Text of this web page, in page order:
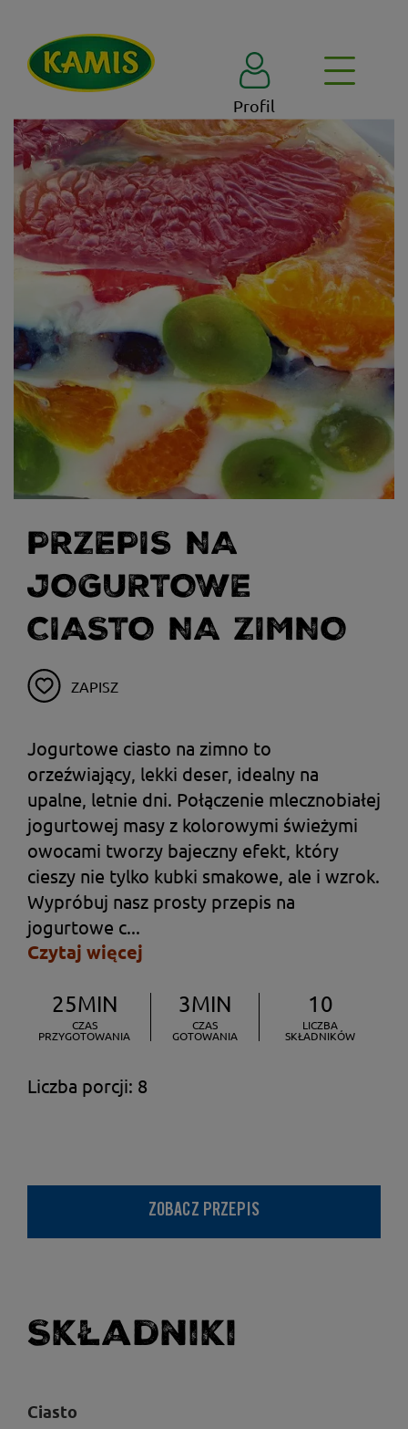
Profil
PRZEPIS NA
JOGURTOWE
CIASTO NA ZIMNO
ZAPISZ
Jogurtowe ciasto na zimno to
orzeźwiający, lekki deser, idealny na
upalne, letnie dni. Połączenie mlecznobiałej
jogurtowej masy z kolorowymi świeżymi
owocami tworzy bajeczny efekt, który
cieszy nie tylko kubki smakowe, ale i wzrok.
Wypróbuj nasz prosty przepis na
jogurtowe c...
Czytaj więcej
25MIN
CZAS
PRZYGOTOWANIA
3MIN
CZAS
GOTOWANIA
10
LICZBA
SKŁADNIKÓW
Liczba porcji: 8
ZOBACZ PRZEPIS
Składniki
Ciasto